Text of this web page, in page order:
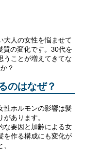
大人の女性を悩ませて
質の変化です。30代を
うことが増えてきてな
？
のはなぜ？
性ホルモンの影響は髪
あります。
な要因と加齢による女
を作る構成にも変化が